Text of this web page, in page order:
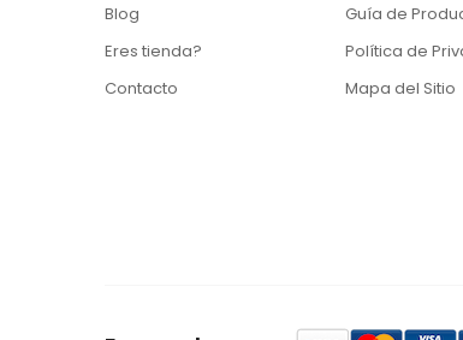
Blog
Eres tienda?
Contacto
Guía de
Política de
Mapa del Sitio